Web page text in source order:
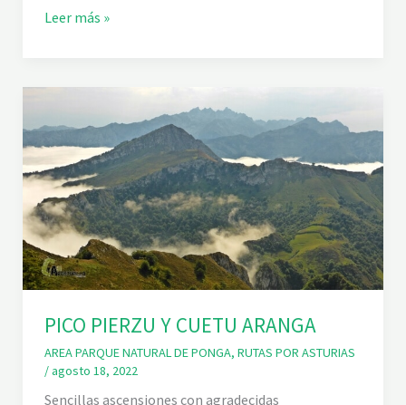
D
M
L
D
Ó
N
.
T
E
P
E
Ñ
A
S
A
L
Ó
N
Leer más »
PICO PIERZU Y CUETU ARANGA
AREA PARQUE NATURAL DE PONGA, RUTAS POR ASTURIAS
/agosto 18, 2022
Sencillas ascensiones con agradecidas